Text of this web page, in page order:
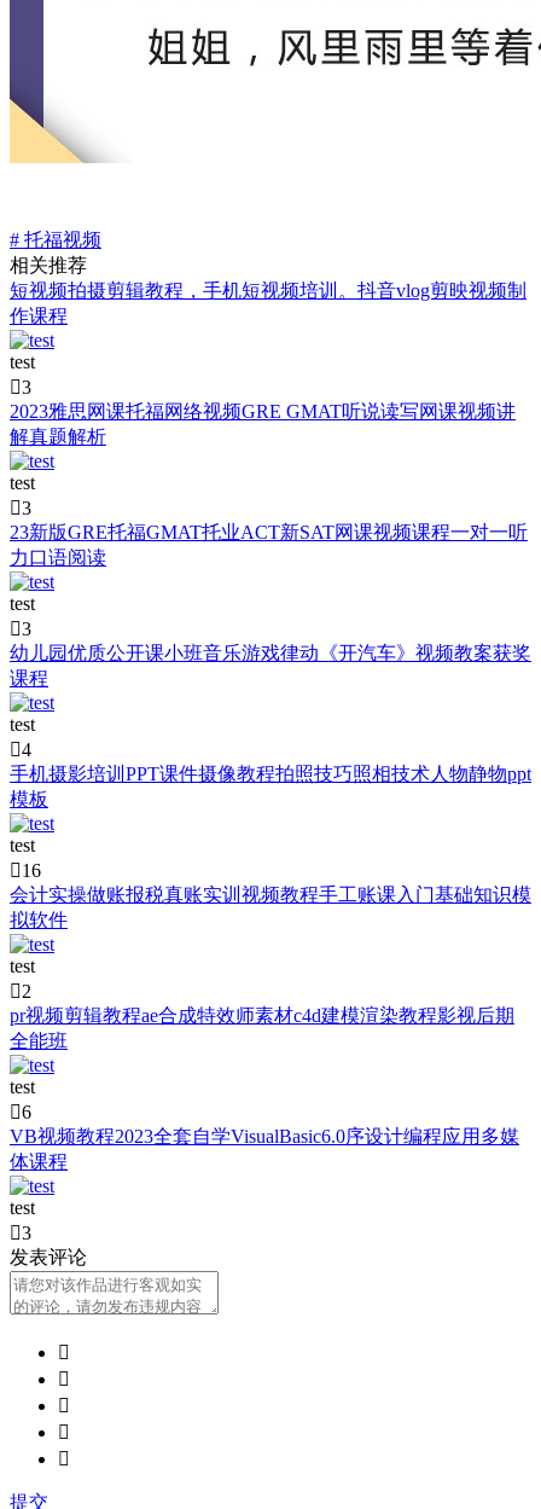
# 托福视频
相关推荐
短视频拍摄剪辑教程，手机短视频培训。抖音vlog剪映视频制
作课程
test
3
2023雅思网课托福网络视频GRE GMAT听说读写网课视频讲
解真题解析
test
3
23新版GRE托福GMAT托业ACT新SAT网课视频课程一对一听
力口语阅读
test
3
幼儿园优质公开课小班音乐游戏律动《开汽车》视频教案获奖
课程
test
4
手机摄影培训PPT课件摄像教程拍照技巧照相技术人物静物ppt
模板
test
16
会计实操做账报税真账实训视频教程手工账课入门基础知识模
拟软件
test
2
pr视频剪辑教程ae合成特效师素材c4d建模渲染教程影视后期
全能班
test
6
VB视频教程2023全套自学VisualBasic6.0序设计编程应用多媒
体课程
test
3
发表评论





提交